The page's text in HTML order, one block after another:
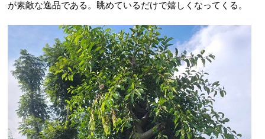
が素敵な逸品である。眺めているだけで嬉しくなってくる。